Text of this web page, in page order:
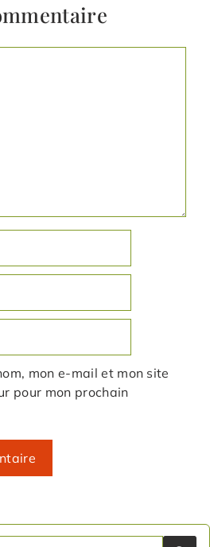
mon e-mail et mon site
pour mon prochain